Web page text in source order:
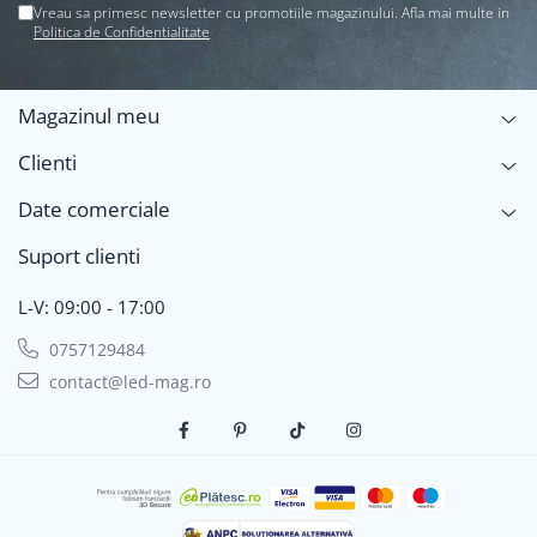
Vreau sa primesc newsletter cu promotiile magazinului. Afla mai multe in
Politica de Confidentialitate
Magazinul meu
Clienti
Date comerciale
Suport clienti
L-V: 09:00 - 17:00
0757129484
contact@led-mag.ro